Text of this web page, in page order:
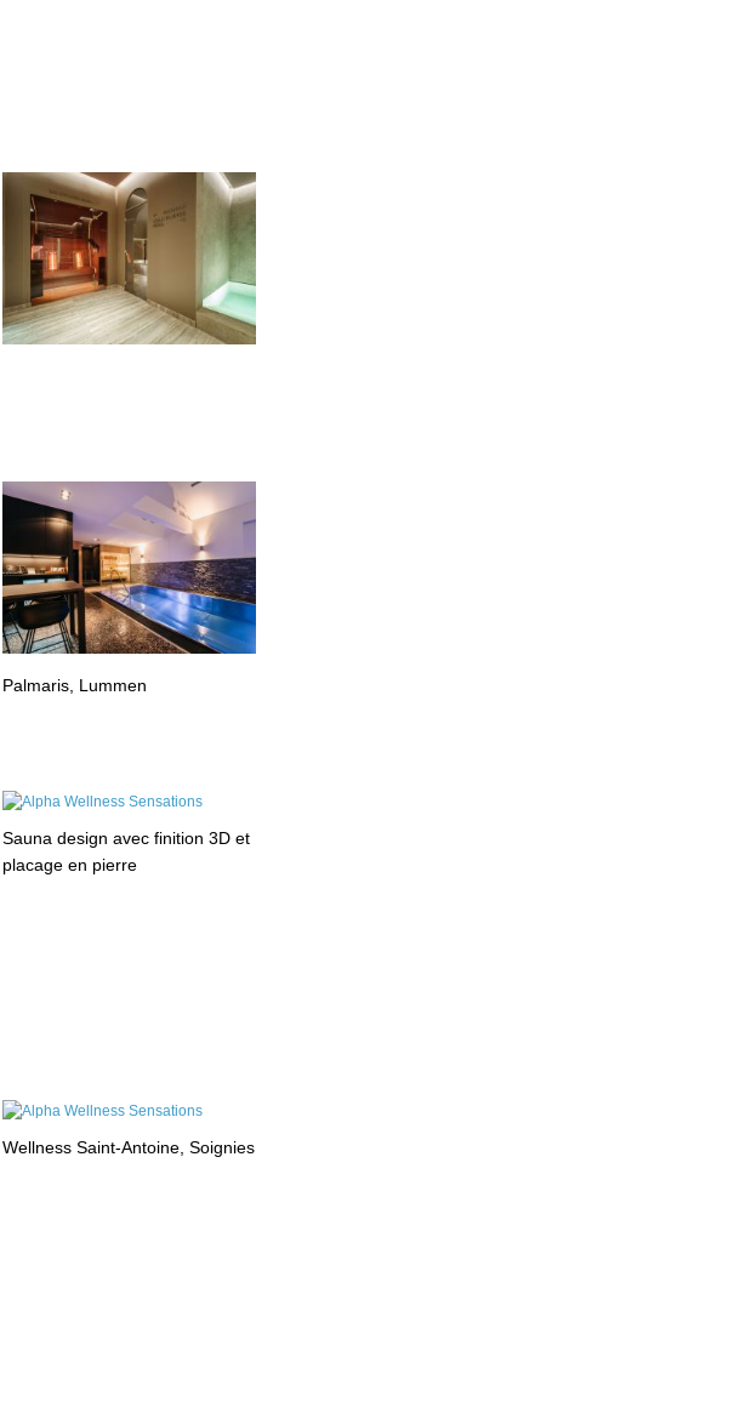
Palmaris, Lummen
Sauna design avec finition 3D et
placage en pierre
Wellness Saint-Antoine, Soignies